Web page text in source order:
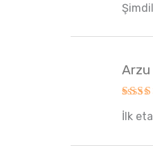
5oy
5
5oy
Arzu
İlk